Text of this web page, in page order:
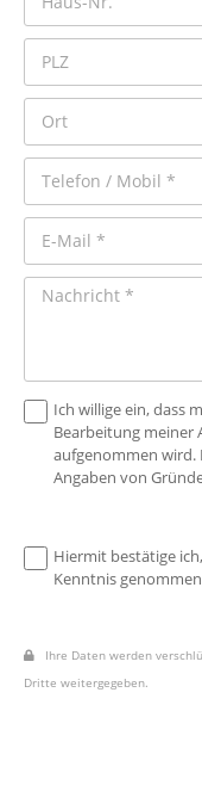
Ich willige ein, dass
Bearbeitung meiner
aufgenommen wird.
Angaben von
Hiermit bestätige
Kenntnis
Ihre Daten werden
Dritte weitergegeben.